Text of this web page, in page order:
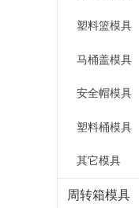
塑料篮模具
马桶盖模具
安全帽模具
塑料桶模具
其它模具
周转箱模具